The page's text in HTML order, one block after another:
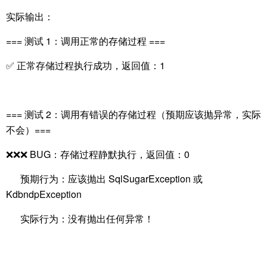
实际输出：
=== 测试 1：调用正常的存储过程 ===
✅ 正常存储过程执行成功，返回值：1
=== 测试 2：调用有错误的存储过程（预期应该抛异常，实际
不会）===
❌❌❌ BUG：存储过程静默执行，返回值：0
预期行为：应该抛出 SqlSugarException 或
KdbndpException
实际行为：没有抛出任何异常！